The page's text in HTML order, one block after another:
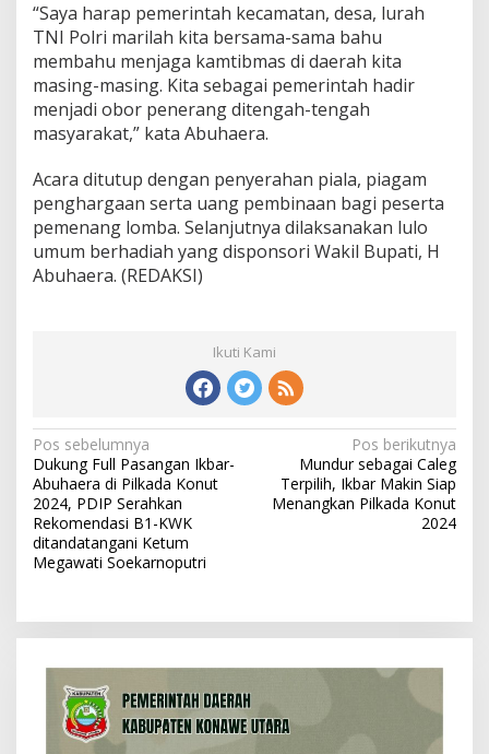
“Saya harap pemerintah kecamatan, desa, lurah
TNI Polri marilah kita bersama-sama bahu
membahu menjaga kamtibmas di daerah kita
masing-masing. Kita sebagai pemerintah hadir
menjadi obor penerang ditengah-tengah
masyarakat,” kata Abuhaera.
Acara ditutup dengan penyerahan piala, piagam
penghargaan serta uang pembinaan bagi peserta
pemenang lomba. Selanjutnya dilaksanakan lulo
umum berhadiah yang disponsori Wakil Bupati, H
Abuhaera. (REDAKSI)
Ikuti Kami
N
a
v
i
g
s
Pos sebelumnya
Dukung Full Pasangan Ikbar-
Abuhaera di Pilkada Konut
2024, PDIP Serahkan
Rekomendasi B1-KWK
ditandatangani Ketum
Megawati Soekarnoputri
Pos berikutnya
Mundur sebagai Caleg
Terpilih, Ikbar Makin Siap
Menangkan Pilkada Konut
2024